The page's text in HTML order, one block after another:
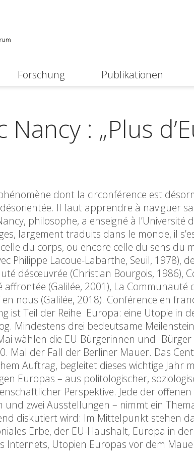
Forschung Publikationen
: „Plus
dont la circonférence est
Il faut apprendre à naviguer
philosophe, a enseigné à l’Université
largement traduits dans le monde, il
du corps, ou encore celle du sens du
Philippe Lacoue-Labarthe, Seuil, 1978),
désœuvrée (Christian Bourgois, 1986),
(Galilée, 2001), La Communauté
en nous (Galilée, 2018). Conférence en
ist Teil der Reihe Europa: eine Utopie in
Mindestens drei bedeutsame
wählen die EU-Bürgerinnen und -Bürger
Mal der Fall der Berliner Mauer. Das
Auftrag, begleitet dieses wichtige Jahr
Europas – aus politologischer,
Perspektive. Jede der
und zwei Ausstellungen – nimmt ein
diskutiert wird: Im Mittelpunkt stehen
Erbe, der EU-Haushalt, Europa in
Internets, Utopien Europas vor dem